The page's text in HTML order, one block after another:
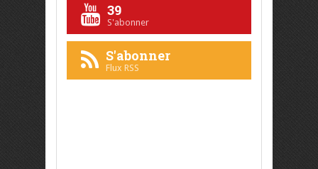
39
S'abonner
S'abonner
Flux RSS